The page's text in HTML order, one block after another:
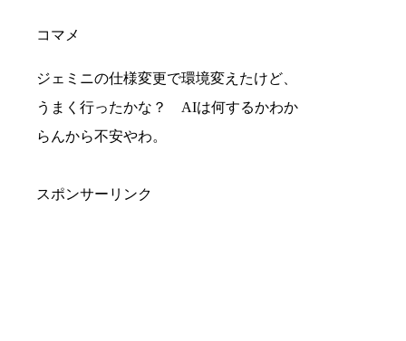
コマメ
ジェミニの仕様変更で環境変えたけど、
うまく行ったかな？ AIは何するかわか
らんから不安やわ。
スポンサーリンク